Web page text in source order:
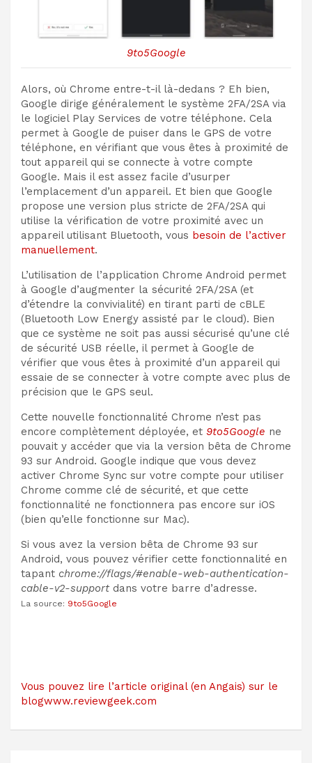
9to5Google
Alors, où Chrome entre-t-il là-dedans ? Eh bien,
Google dirige généralement le système 2FA/2SA via
le logiciel Play Services de votre téléphone. Cela
permet à Google de puiser dans le GPS de votre
téléphone, en vérifiant que vous êtes à proximité de
tout appareil qui se connecte à votre compte
Google. Mais il est assez facile d’usurper
l’emplacement d’un appareil. Et bien que Google
propose une version plus stricte de 2FA/2SA qui
utilise la vérification de votre proximité avec un
appareil utilisant Bluetooth, vous besoin de l’activer
manuellement.
L’utilisation de l’application Chrome Android permet
à Google d’augmenter la sécurité 2FA/2SA (et
d’étendre la convivialité) en tirant parti de cBLE
(Bluetooth Low Energy assisté par le cloud). Bien
que ce système ne soit pas aussi sécurisé qu’une clé
de sécurité USB réelle, il permet à Google de
vérifier que vous êtes à proximité d’un appareil qui
essaie de se connecter à votre compte avec plus de
précision que le GPS seul.
Cette nouvelle fonctionnalité Chrome n’est pas
encore complètement déployée, et 9to5Google ne
pouvait y accéder que via la version bêta de Chrome
93 sur Android. Google indique que vous devez
activer Chrome Sync sur votre compte pour utiliser
Chrome comme clé de sécurité, et que cette
fonctionnalité ne fonctionnera pas encore sur iOS
(bien qu’elle fonctionne sur Mac).
Si vous avez la version bêta de Chrome 93 sur
Android, vous pouvez vérifier cette fonctionnalité en
tapant chrome://flags/#enable-web-authentication-
cable-v2-supportdans votre barre d’adresse.
La source: 9to5Google
Vous pouvez lire l’article original (en Angais) sur le
blogwww.reviewgeek.com